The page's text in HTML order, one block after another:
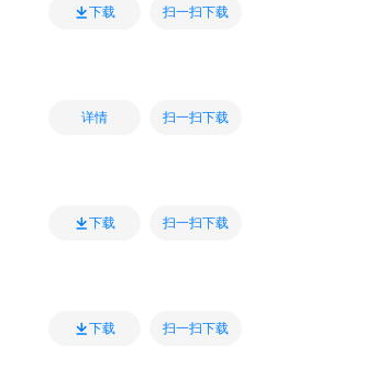
下载 扫一扫下载
详情 扫一扫下载
下载 扫一扫下载
下载 扫一扫下载